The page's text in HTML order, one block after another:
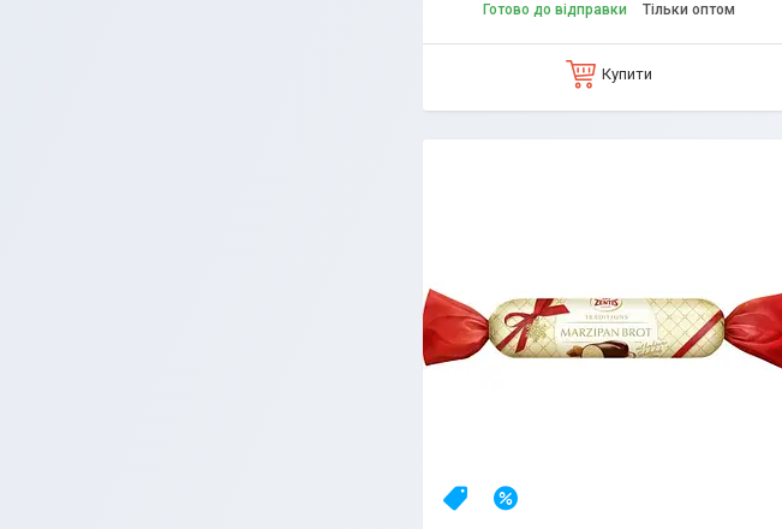
Готово до відправки Тільки оптом
Купити
НОВИНКА